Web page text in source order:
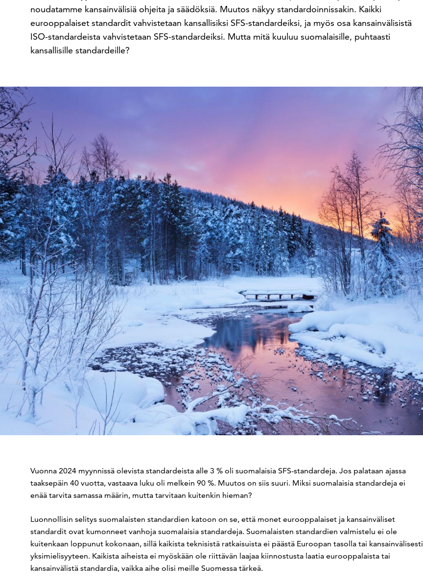
noudatamme kansainvälisiä ohjeita ja säädöksiä. Muutos näkyy standardoinnissakin. Kaikki
eurooppalaiset standardit vahvistetaan kansallisiksi SFS-standardeiksi, ja myös osa kansainvälisistä
ISO-standardeista vahvistetaan SFS-standardeiksi. Mutta mitä kuuluu suomalaisille, puhtaasti
kansallisille standardeille?
Vuonna 2024 myynnissä olevista standardeista alle 3 % oli suomalaisia SFS-standardeja. Jos palataan ajassa
taaksepäin 40 vuotta, vastaava luku oli melkein 90 %. Muutos on siis suuri. Miksi suomalaisia standardeja ei
enää tarvita samassa määrin, mutta tarvitaan kuitenkin hieman?
Luonnollisin selitys suomalaisten standardien katoon on se, että monet eurooppalaiset ja kansainväliset
standardit ovat kumonneet vanhoja suomalaisia standardeja. Suomalaisten standardien valmistelu ei ole
kuitenkaan loppunut kokonaan, sillä kaikista teknisistä ratkaisuista ei päästä Euroopan tasolla tai kansainvälisesti
yksimielisyyteen. Kaikista aiheista ei myöskään ole riittävän laajaa kiinnostusta laatia eurooppalaista tai
kansainvälistä standardia, vaikka aihe olisi meille Suomessa tärkeä.